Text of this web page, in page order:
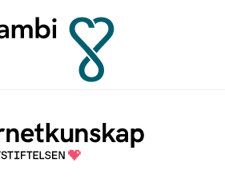
en säker åtkomst till
för sektorn vård, hälsa och
som hjälper dig att bli en
internetanvändare